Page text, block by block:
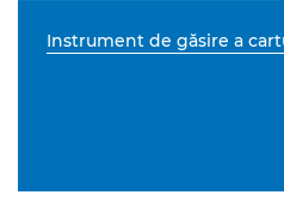
Instrument de găsire a